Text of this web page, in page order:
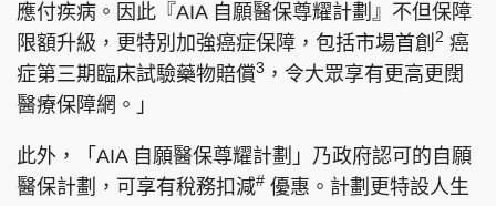
應付疾病。因此『AIA 自願醫保尊耀計劃』不但保障
限額升級，更特別加強癌症保障，包括市場首創 2 癌
症第三期臨床試驗藥物賠償3 ，令大眾享有更高更闊
醫療保障網。」
此外，「AIA 自願醫保尊耀計劃」乃政府認可的自願
醫保計劃，可享有稅務扣減# 優惠。計劃更特設人生